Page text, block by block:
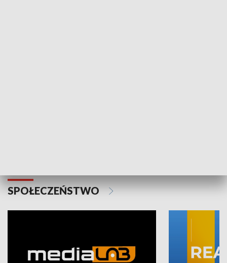
SPOŁECZEŃSTWO